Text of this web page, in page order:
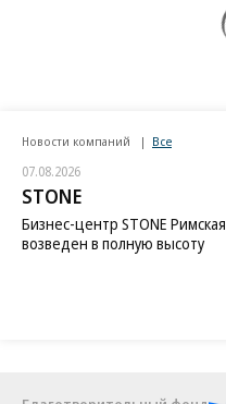
Новости компаний Все
07.08.2026
STONE
Бизнес-центр STONE Римская
возведен в полную высоту